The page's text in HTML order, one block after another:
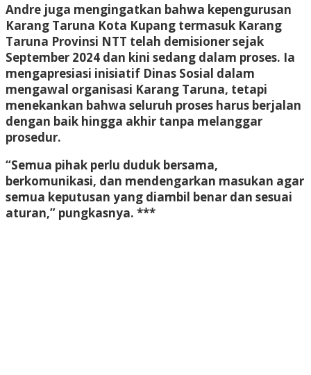
Andre juga mengingatkan bahwa kepengurusan
Karang Taruna Kota Kupang termasuk Karang
Taruna Provinsi NTT telah demisioner sejak
September 2024 dan kini sedang dalam proses. Ia
mengapresiasi inisiatif Dinas Sosial dalam
mengawal organisasi Karang Taruna, tetapi
menekankan bahwa seluruh proses harus berjalan
dengan baik hingga akhir tanpa melanggar
prosedur.
“Semua pihak perlu duduk bersama,
berkomunikasi, dan mendengarkan masukan agar
semua keputusan yang diambil benar dan sesuai
aturan,” pungkasnya. ***